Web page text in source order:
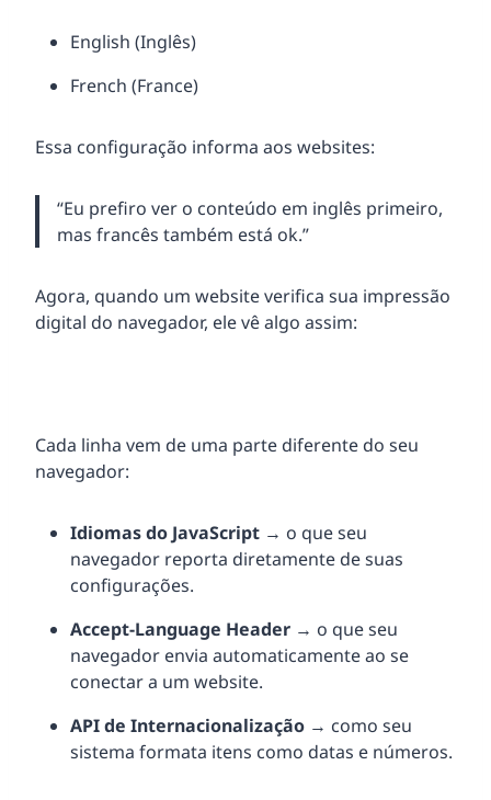
English (Inglês)
French (France)
Essa configuração informa aos websites:
“Eu prefiro ver o conteúdo em inglês primeiro,
mas francês também está ok.”
Agora, quando um website verifica sua impressão
digital do navegador, ele vê algo assim:
Cada linha vem de uma parte diferente do seu
navegador:
Idiomas do JavaScript → o que seu
navegador reporta diretamente de suas
configurações.
Accept-Language Header → o que seu
navegador envia automaticamente ao se
conectar a um website.
API de Internacionalização → como seu
sistema formata itens como datas e números.